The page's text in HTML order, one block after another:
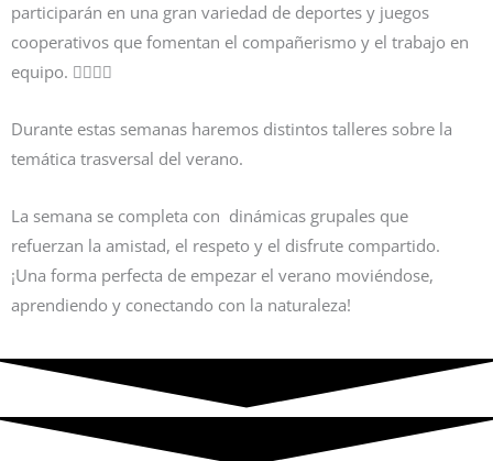
participarán en una gran variedad de deportes y juegos
cooperativos que fomentan el compañerismo y el trabajo en
equipo. 🏊‍♂️🤽‍♀️
Durante estas semanas haremos distintos talleres sobre la
temática trasversal del verano.
La semana se completa con dinámicas grupales que
refuerzan la amistad, el respeto y el disfrute compartido.
¡Una forma perfecta de empezar el verano moviéndose,
aprendiendo y conectando con la naturaleza!